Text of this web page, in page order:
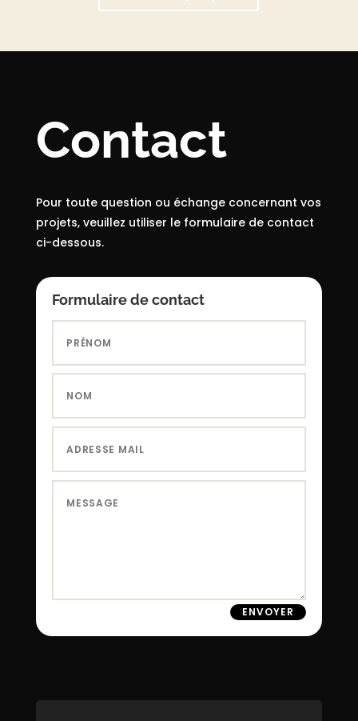
Contact
Pour toute question ou échange concernant vos
projets, veuillez utiliser le formulaire de contact
ci-dessous.
Formulaire de contact
ENVOYER